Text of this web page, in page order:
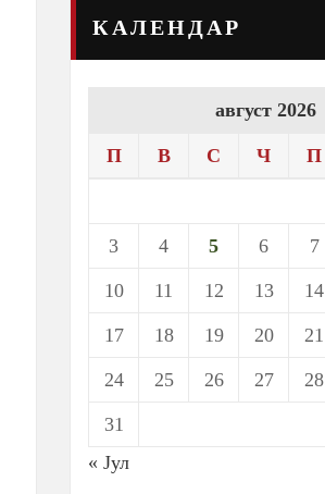
КАЛЕНДАР
август 2026
П В С Ч П
3 4 5 6 7
10 11 12 13 14
17 18 19 20 21
24 25 26 27 28
31
« Јул